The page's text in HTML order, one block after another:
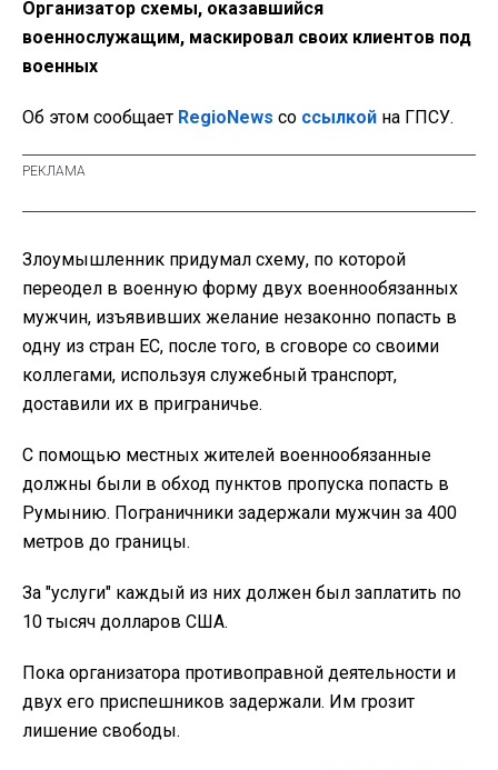
Организатор схемы, оказавшийся
военнослужащим, маскировал своих клиентов под
военных
Об этом сообщает RegioNews со ссылкой на ГПСУ.
Злоумышленник придумал схему, по которой
переодел в военную форму двух военнообязанных
мужчин, изъявивших желание незаконно попасть в
одну из стран ЕС, после того, в сговоре со своими
коллегами, используя служебный транспорт,
доставили их в приграничье.
С помощью местных жителей военнообязанные
должны были в обход пунктов пропуска попасть в
Румынию. Пограничники задержали мужчин за 400
метров до границы.
За "услуги" каждый из них должен был заплатить по
10 тысяч долларов США.
Пока организатора противоправной деятельности и
двух его приспешников задержали. Им грозит
лишение свободы.